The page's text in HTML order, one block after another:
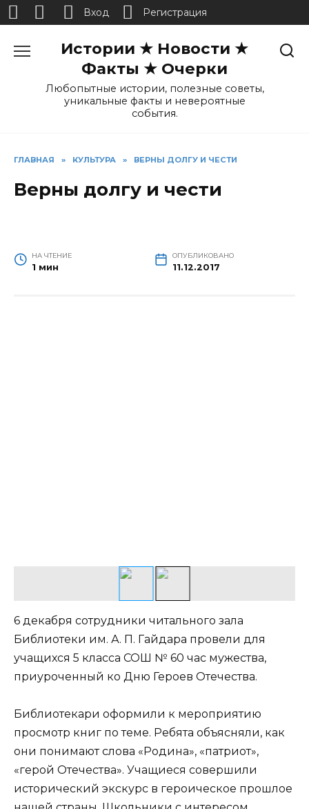
Истории ★ Новости ★
Факты ★ Очерки
Любопытные истории, полезные советы,
уникальные факты и невероятные
события.
ГЛАВНАЯ » КУЛЬТУРА » ВЕРНЫ ДОЛГУ И ЧЕСТИ
Верны долгу и чести
НА ЧТЕНИЕ
1 мин
ОПУБЛИКОВАНО
11.12.2017
6 декабря сотрудники читального зала
Библиотеки им. А. П. Гайдара провели для
учащихся 5 класса СОШ № 60 час мужества,
приуроченный ко Дню Героев Отечества.
Библиотекари оформили к мероприятию
просмотр книг по теме. Ребята объясняли, как
они понимают слова «Родина», «патриот»,
«герой Отечества». Учащиеся совершили
исторический экскурс в героическое прошлое
Вход Регистрация